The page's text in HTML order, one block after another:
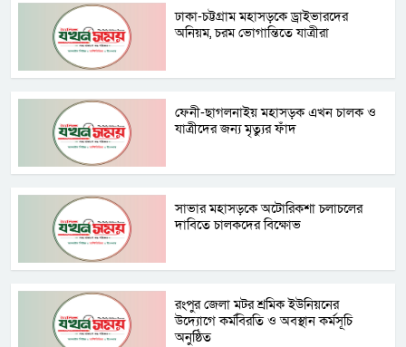
ঢাকা-চট্টগ্রাম মহাসড়কে ড্রাইভারদের
অনিয়ম, চরম ভোগান্তিতে যাত্রীরা
ফেনী-ছাগলনাইয় মহাসড়ক এখন চালক ও
যাত্রীদের জন্য মৃত্যুর ফাঁদ
সাভার মহাসড়কে অটোরিকশা চলাচলের
দাবিতে চালকদের বিক্ষোভ
রংপুর জেলা মটর শ্রমিক ইউনিয়নের
উদ্যোগে কর্মবিরতি ও অবস্থান কর্মসূচি
অনুষ্ঠিত